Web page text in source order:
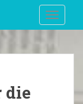
die